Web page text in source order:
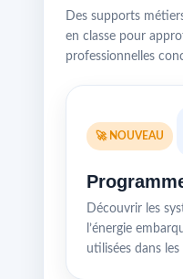
Des supports
en classe pour
professionnelles
🚀 NOUVEAU
Découvrir les
l’énergie
utilisées dans